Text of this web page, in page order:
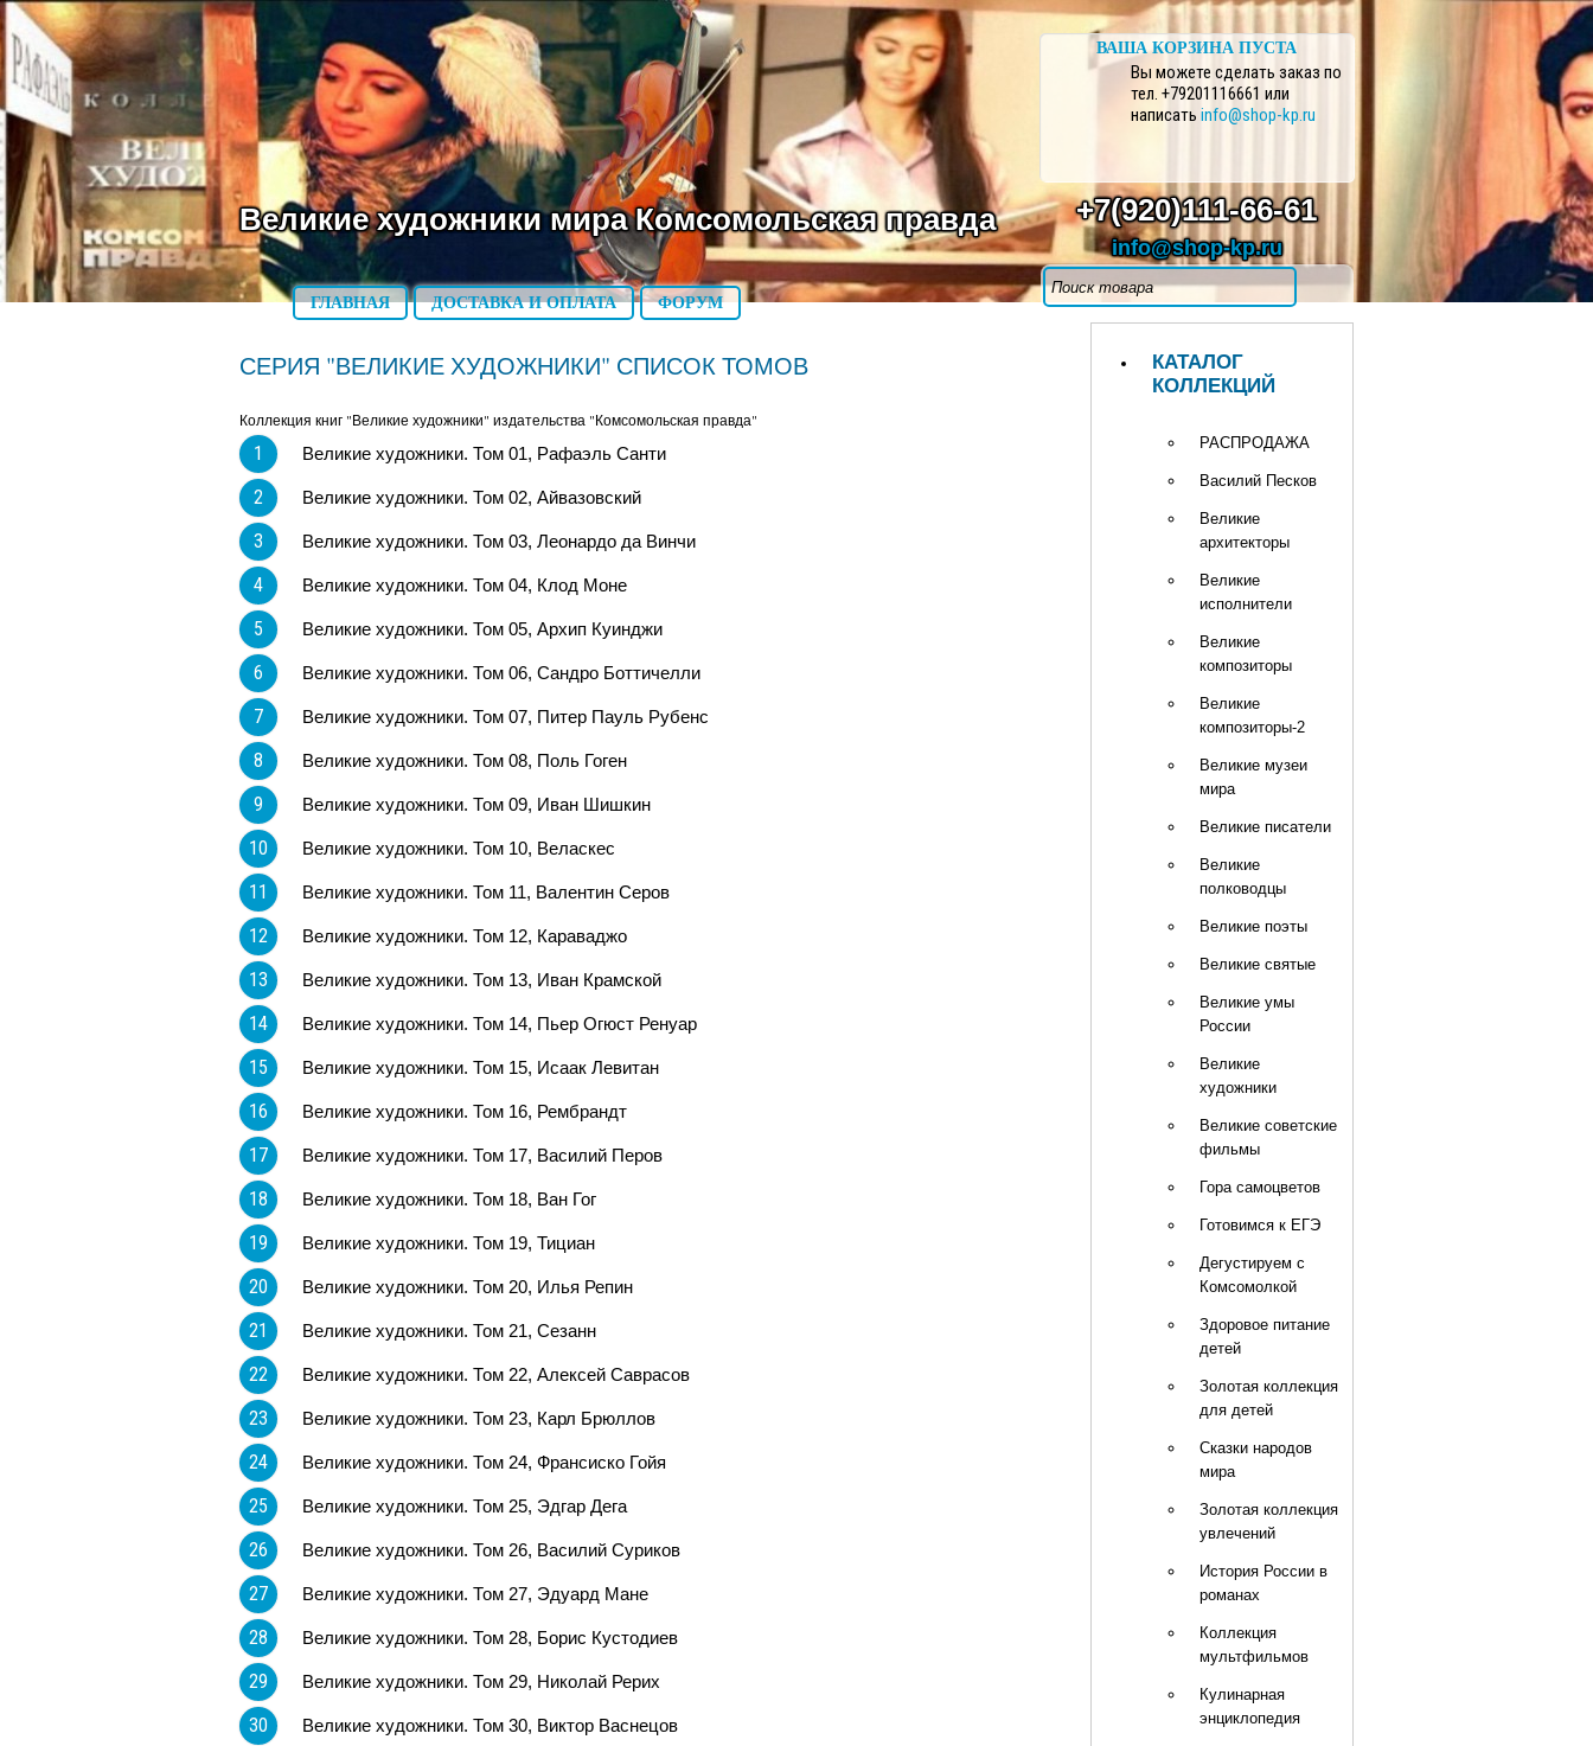
Великие художники мира Комсомольская правда
ГЛАВНАЯ ДОСТАВКА И ОПЛАТА ФОРУМ
+7(920)111-66-61
info@shop-kp.ru
КАТАЛОГ
КОЛЛЕКЦИЙ
РАСПРОДАЖА
Василий Песков
Великие
архитекторы
Великие
исполнители
Великие
композиторы
Великие
композиторы-2
Великие музеи
мира
Великие писатели
Великие
полководцы
Великие поэты
Великие святые
Великие умы
России
Великие
художники
Великие советские
фильмы
Гора самоцветов
Готовимся к ЕГЭ
Дегустируем с
Комсомолкой
Здоровое питание
детей
Золотая коллекция
для детей
Сказки народов
мира
Золотая коллекция
увлечений
История России в
романах
Коллекция
мультфильмов
Кулинарная
энциклопедия
ВАША КОРЗИНА ПУСТА
Вы можете сделать заказ по
тел. +79201116661 или
написать info@shop-kp.ru
СЕРИЯ "ВЕЛИКИЕ ХУДОЖНИКИ" СПИСОК ТОМОВ
Коллекция книг "Великие художники" издательства "Комсомольская правда"
1 Великие художники. Том 01, Рафаэль Санти
2 Великие художники. Том 02, Айвазовский
3 Великие художники. Том 03, Леонардо да Винчи
4 Великие художники. Том 04, Клод Моне
5 Великие художники. Том 05, Архип Куинджи
6 Великие художники. Том 06, Сандро Боттичелли
7 Великие художники. Том 07, Питер Пауль Рубенс
8 Великие художники. Том 08, Поль Гоген
9 Великие художники. Том 09, Иван Шишкин
10 Великие художники. Том 10, Веласкес
11 Великие художники. Том 11, Валентин Серов
12 Великие художники. Том 12, Караваджо
13 Великие художники. Том 13, Иван Крамской
14 Великие художники. Том 14, Пьер Огюст Ренуар
15 Великие художники. Том 15, Исаак Левитан
16 Великие художники. Том 16, Рембрандт
17 Великие художники. Том 17, Василий Перов
18 Великие художники. Том 18, Ван Гог
19 Великие художники. Том 19, Тициан
20 Великие художники. Том 20, Илья Репин
21 Великие художники. Том 21, Сезанн
22 Великие художники. Том 22, Алексей Саврасов
23 Великие художники. Том 23, Карл Брюллов
24 Великие художники. Том 24, Франсиско Гойя
25 Великие художники. Том 25, Эдгар Дега
26 Великие художники. Том 26, Василий Суриков
27 Великие художники. Том 27, Эдуард Мане
28 Великие художники. Том 28, Борис Кустодиев
29 Великие художники. Том 29, Николай Рерих
30 Великие художники. Том 30, Виктор Васнецов